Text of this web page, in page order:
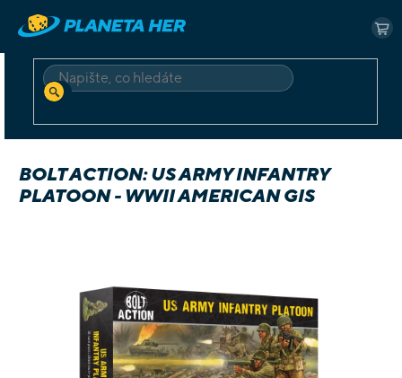
obsah
HLEDAT
BOLT ACTION: US ARMY INFANTRY
PLATOON - WWII AMERICAN GIS